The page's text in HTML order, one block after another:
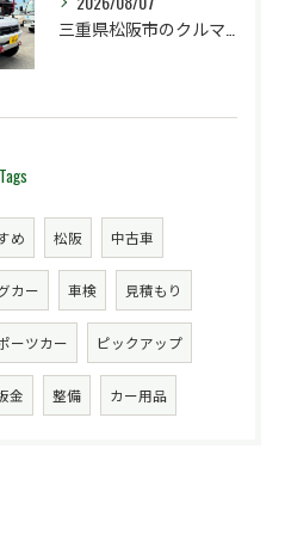
Tags
め 松阪 中古車
カー 車検 見積もり
ーツカー ピックアップ
金 整備 カー用品